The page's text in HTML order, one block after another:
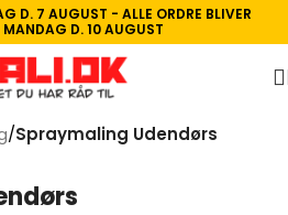
D. 7 AUGUST - ALLE ORDRE BLIVER
MANDAG D. 10 AUGUST
/Spraymaling Udendørs